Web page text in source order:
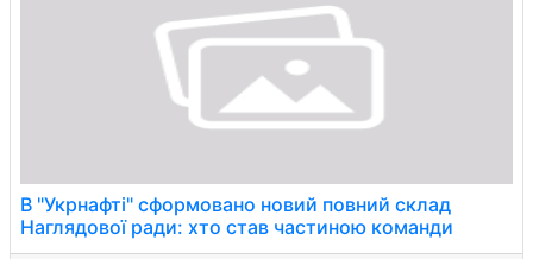
В "Укрнафті" сформовано новий повний склад
Наглядової ради: хто став частиною команди